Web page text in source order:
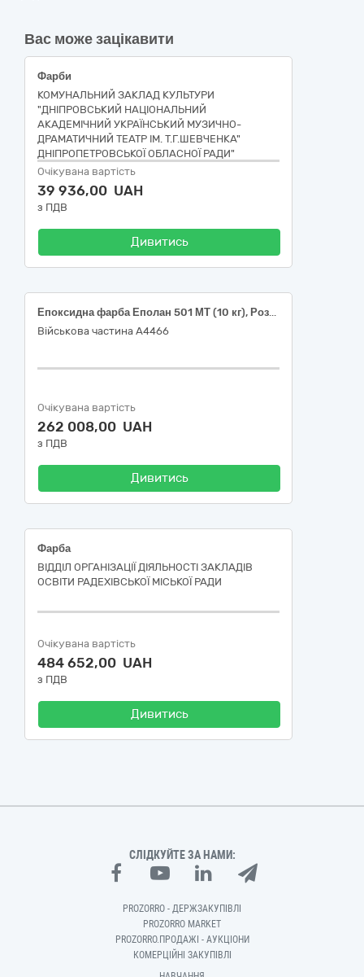
Вас може зацікавити
Фарби
КОМУНАЛЬНИЙ ЗАКЛАД КУЛЬТУРИ
"ДНІПРОВСЬКИЙ НАЦІОНАЛЬНИЙ
АКАДЕМІЧНИЙ УКРАЇНСЬКИЙ МУЗИЧНО-
ДРАМАТИЧНИЙ ТЕАТР ІМ. Т.Г.ШЕВЧЕНКА"
ДНІПРОПЕТРОВСЬКОЇ ОБЛАСНОЇ РАДИ"
Очікувана вартість
39 936,00 UAH
з ПДВ
Дивитись
Епоксидна фарба Еполан 501 МТ (10 кг), Розчинник РЕП (5 кг)
Військова частина А4466
Очікувана вартість
262 008,00 UAH
з ПДВ
Дивитись
Фарба
ВІДДІЛ ОРГАНІЗАЦІЇ ДІЯЛЬНОСТІ ЗАКЛАДІВ
ОСВІТИ РАДЕХІВСЬКОЇ МІСЬКОЇ РАДИ
Очікувана вартість
484 652,00 UAH
з ПДВ
Дивитись
СЛІДКУЙТЕ ЗА НАМИ:
PROZORRO - ДЕРЖЗАКУПІВЛІ
PROZORRO MARKET
PROZORRO.ПРОДАЖІ - АУКЦІОНИ
КОМЕРЦІЙНІ ЗАКУПІВЛІ